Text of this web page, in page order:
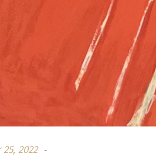
2022